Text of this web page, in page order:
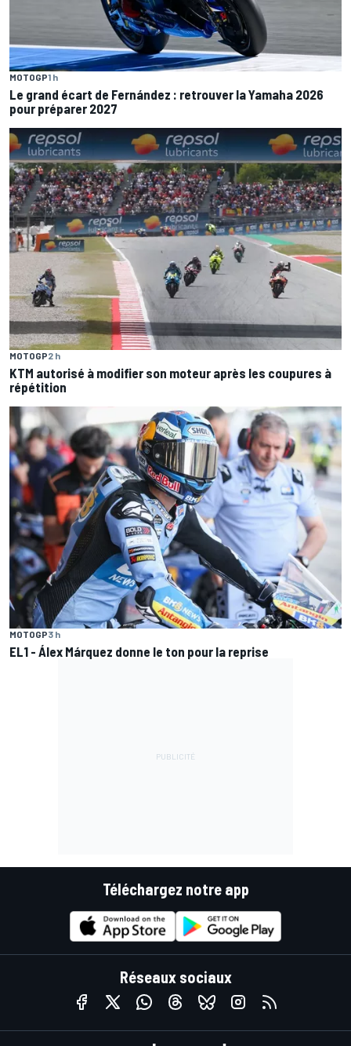
MOTOGP1 h
Le grand écart de Fernández : retrouver la Yamaha 2026
pour préparer 2027
MOTOGP2 h
KTM autorisé à modifier son moteur après les coupures à
répétition
MOTOGP3 h
EL1 - Álex Márquez donne le ton pour la reprise
Téléchargez notre app
Réseaux sociaux